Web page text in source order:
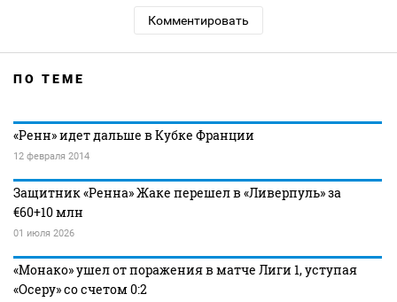
Комментировать
ПО ТЕМЕ
«Ренн» идет дальше в Кубке Франции
12 февраля 2014
Защитник «Ренна» Жаке перешел в «Ливерпуль» за
€60+10 млн
01 июля 2026
«Монако» ушел от поражения в матче Лиги 1, уступая
«Осеру» со счетом 0:2